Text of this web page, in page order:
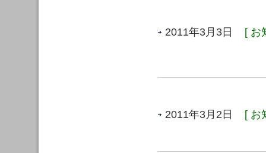
2011年3月3日 [ お
2011年3月2日 [ お